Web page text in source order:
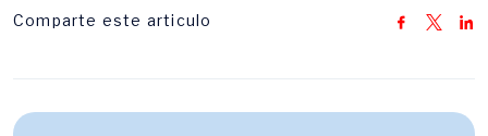
Comparte este articulo